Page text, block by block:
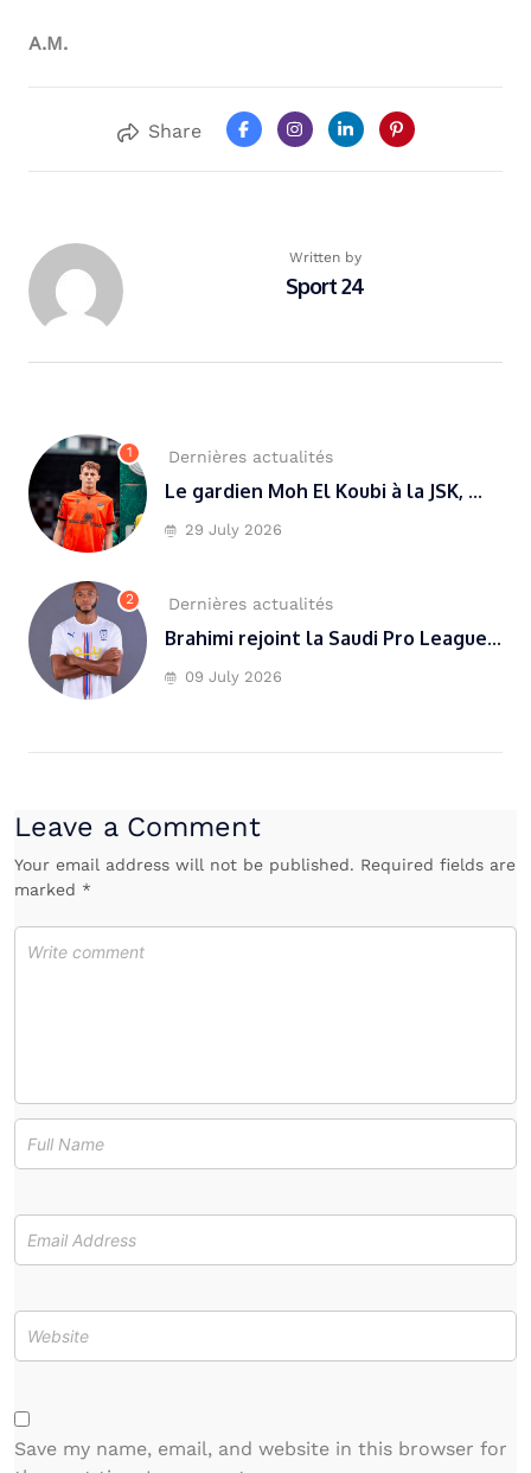
A.M.
Share
Written by
Sport 24
1 Dernières actualités
Le gardien Moh El Koubi à la JSK, ...
29 July 2026
2 Dernières actualités
Brahimi rejoint la Saudi Pro League...
09 July 2026
Leave a Comment
Your email address will not be published. Required fields are
marked *
Save my name, email, and website in this browser for